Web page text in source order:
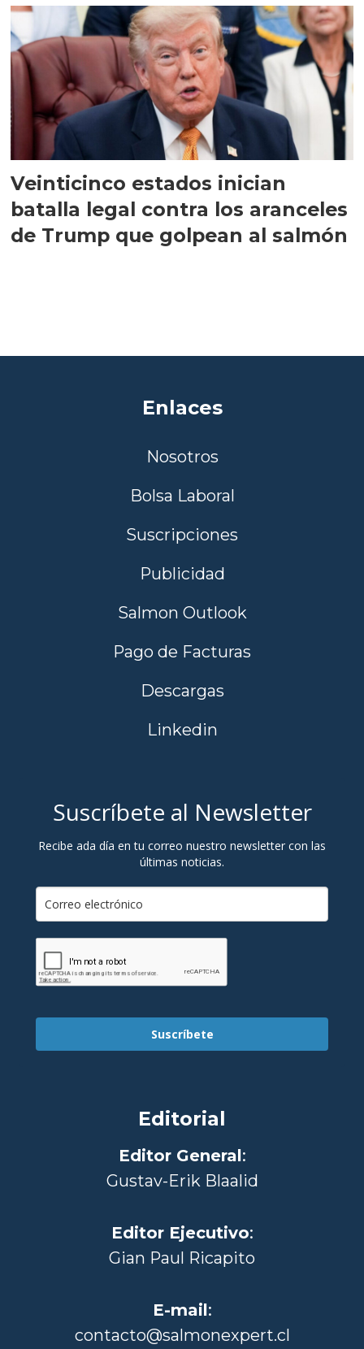
Veinticinco estados inician
batalla legal contra los aranceles
de Trump que golpean al salmón
Enlaces
Nosotros
Bolsa Laboral
Suscripciones
Publicidad
Salmon Outlook
Pago de Facturas
Descargas
Linkedin
Suscríbete al Newsletter
Recibe ada día en tu correo nuestro newsletter con las
últimas noticias.
Suscríbete
Editorial
Editor General:
Gustav-Erik Blaalid
Editor Ejecutivo:
Gian Paul Ricapito
E-mail:
contacto@salmonexpert.cl